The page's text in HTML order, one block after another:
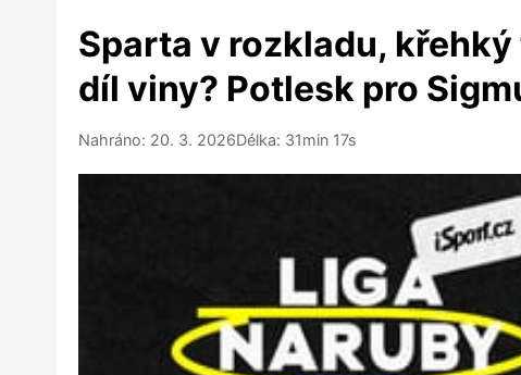
Sparta v rozkladu,
díl viny? Potlesk pro
Nahráno: 20. 3. 2026Délka: 31min 17s